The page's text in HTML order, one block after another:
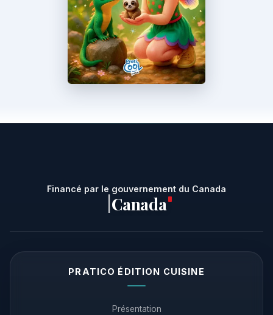
Financé par le gouvernement du Canada
Canada
PRATICO ÉDITION CUISINE
Présentation